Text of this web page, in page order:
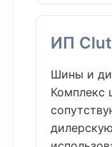
ИП
Шины и
Комплекс